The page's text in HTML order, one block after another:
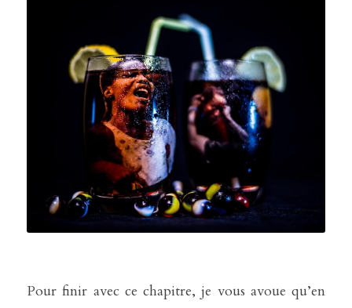
Pour finir avec ce chapitre, je vous avoue qu’en